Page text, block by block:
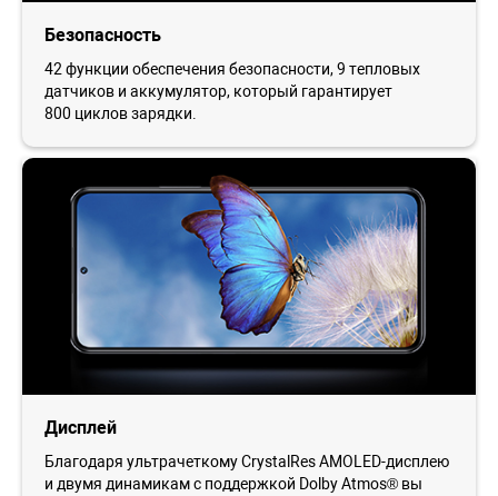
Безопасность
42 функции обеспечения безопасности, 9 тепловых
датчиков и аккумулятор, который гарантирует
800 циклов зарядки.
Дисплей
Благодаря ультрачеткому CrystalRes AMOLED-дисплею
и двумя динамикам с поддержкой Dolby Atmos® вы